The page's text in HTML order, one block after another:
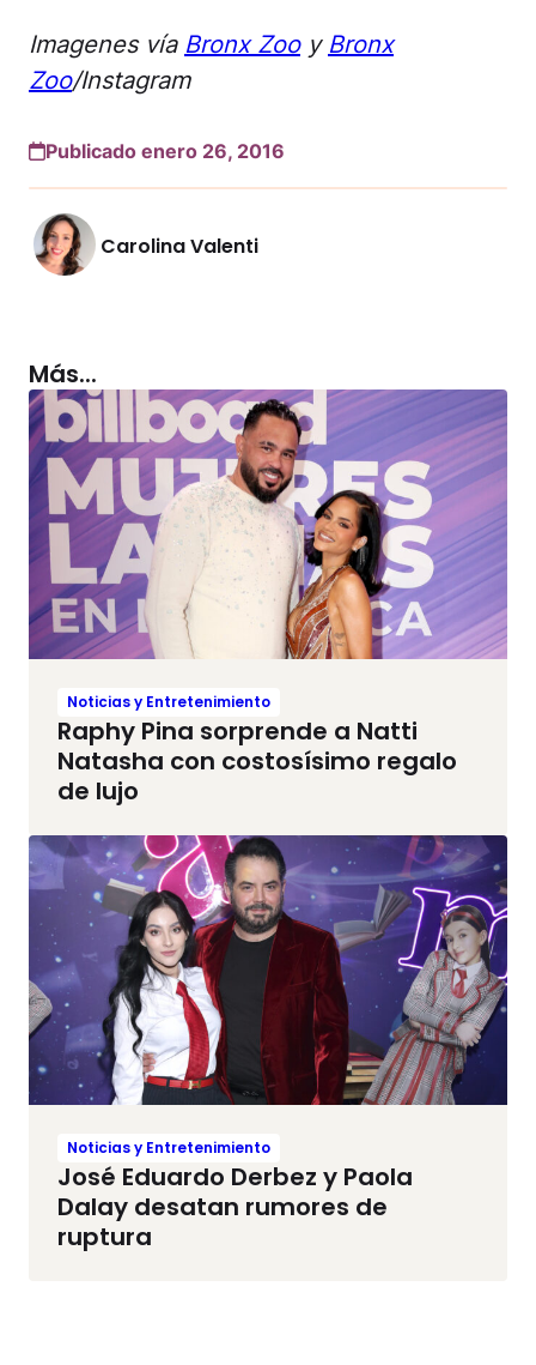
Imagenes vía Bronx Zooy Bronx
Zoo/Instagram
Publicado enero 26, 2016
Carolina Valenti
Más...
Noticias y Entretenimiento
Raphy Pina sorprende a Natti
Natasha con costosísimo regalo
de lujo
Noticias y Entretenimiento
José Eduardo Derbez y Paola
Dalay desatan rumores de
ruptura